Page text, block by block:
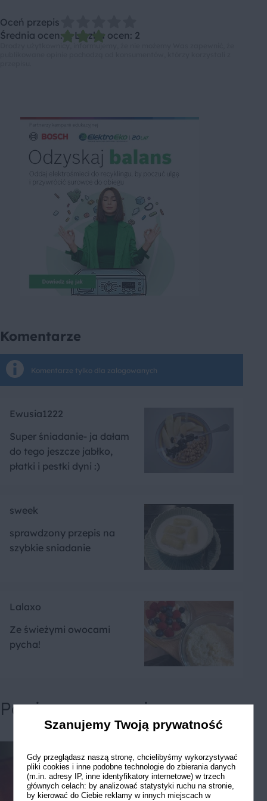
Oceń przepis
Średnia ocen: 3, Liczba ocen: 2
Komentarze
Komentarze tylko dla zalogowanych
Ewusia1222
Super śniadanie- ja dałam
do tego jeszcze jabłko,
płatki i pestki dyni :)
sweek
sprawdzony przepis na
szybkie sniadanie
Lalaxo
Ze świeżymi owocami
pycha!
Powiązane przepisy
Szanujemy Twoją prywatność
Gdy przeglądasz naszą stronę, chcielibyśmy wykorzystywać
pliki cookies i inne podobne technologie do zbierania danych
(m.in. adresy IP, inne identyfikatory internetowe) w trzech
głównych celach: by analizować statystyki ruchu na stronie,
by kierować do Ciebie reklamy w innych miejscach w